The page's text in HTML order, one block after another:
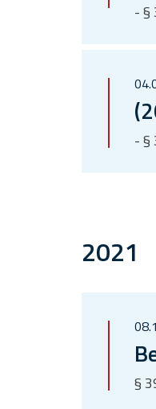
- §
- §
2021
§